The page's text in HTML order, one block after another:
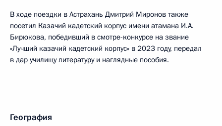
В ходе поездки в Астрахань Дмитрий Миронов также
посетил Казачий кадетский корпус имени атамана И.А.
Бирюкова, победивший в смотре-конкурсе на звание
«Лучший казачий кадетский корпус» в 2023 году, передал
в дар училищу литературу и наглядные пособия.
География